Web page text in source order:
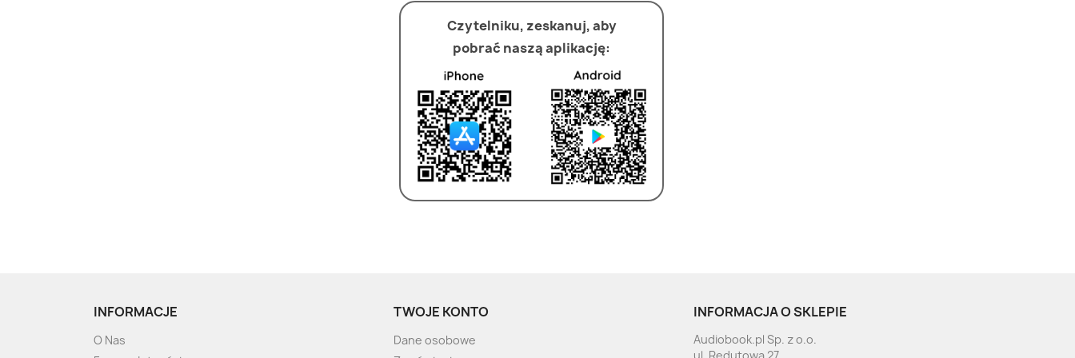
Czytelniku, zeskanuj, aby
pobrać naszą aplikację:
INFORMACJE
O Nas
TWOJE KONTO
Dane osobowe
INFORMACJA O SKLEPIE
Audiobook.pl Sp. z o.o.